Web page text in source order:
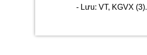
- Lưu: VT, KGVX (3).